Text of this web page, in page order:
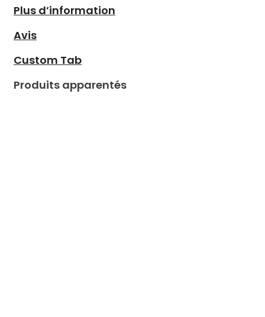
Plus d’information
Avis
Custom Tab
Produits apparentés